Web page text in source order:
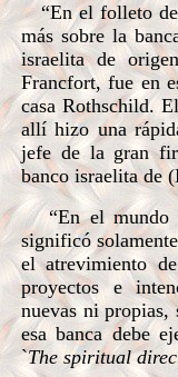
“En el folleto de
más sobre la
israelita de
Francfort, fue en
casa Rothschild.
allí hizo una
jefe de la gran
banco israelita de
“En el mundo
significó
el atrevimiento
proyectos e
nuevas ni
esa banca debe
`The spiritual